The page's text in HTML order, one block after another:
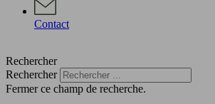
Contact
Rechercher
Rechercher
Fermer ce champ de recherche.